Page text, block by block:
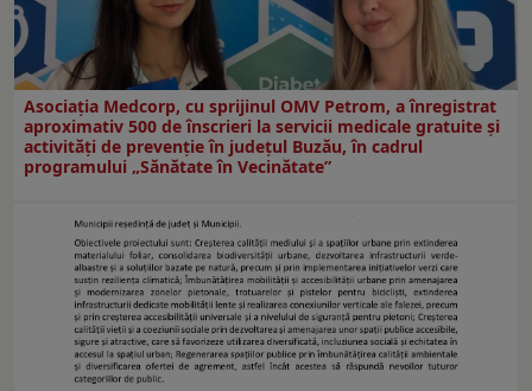
Asociația Medcorp, cu sprijinul OMV Petrom, a înregistrat
aproximativ 500 de înscrieri la servicii medicale gratuite și
activități de prevenție în județul Buzău, în cadrul
programului „Sănătate în Vecinătate”